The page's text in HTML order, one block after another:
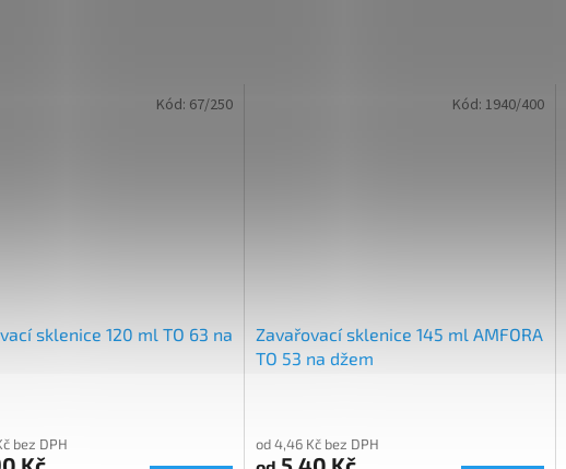
sklenice 120 ml TO 63 na
bez DPH
Kód: 67/250
Zavařovací sklenice 145 ml AMFORA
TO 53 na džem
od 4,46 Kč bez DPH
Kód: 1940/400